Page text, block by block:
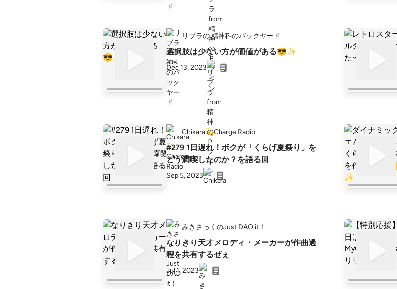
リブラの 精神科のバックヤード
選択肢は少ない方が価値がある😎✨
Dec 13, 2023
Chikara💫Charge Radio
#279 1日遅れ！ボクが「くらげ夏祭り」を
どう満喫したのか？を語る回
Sep 5, 2023
みきさっくのJust DAO it！
なりきり天才メロディ・メーカーが作曲過
程を共有するぜぇ
Jul 1, 2023